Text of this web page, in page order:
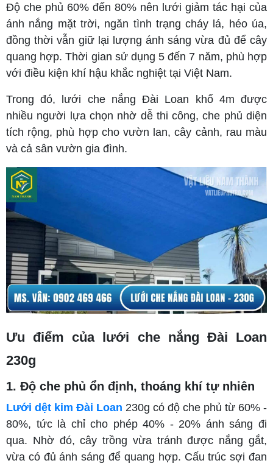
Độ che phủ 60% đến 80% nên lưới giảm tác hại của
ánh nắng mặt trời, ngăn tình trạng cháy lá, héo úa,
đồng thời vẫn giữ lại lượng ánh sáng vừa đủ để cây
quang hợp. Thời gian sử dụng 5 đến 7 năm, phù hợp
với điều kiện khí hậu khắc nghiệt tại Việt Nam.
Trong đó, lưới che nắng Đài Loan khổ 4m được
nhiều người lựa chọn nhờ dễ thi công, che phủ diện
tích rộng, phù hợp cho vườn lan, cây cảnh, rau màu
và cả sân vườn gia đình.
Ưu điểm của lưới che nắng Đài Loan
230g
1. Độ che phủ ổn định, thoáng khí tự nhiên
Lưới dệt kim Đài Loan 230g có độ che phủ từ 60% -
80%, tức là chỉ cho phép 40% - 20% ánh sáng đi
qua. Nhờ đó, cây trồng vừa tránh được nắng gắt,
vừa có đủ ánh sáng để quang hợp. Cấu trúc sợi đan